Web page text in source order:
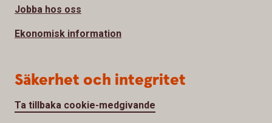
Jobba hos oss
Ekonomisk information
Säkerhet och integritet
Ta tillbaka cookie-medgivande